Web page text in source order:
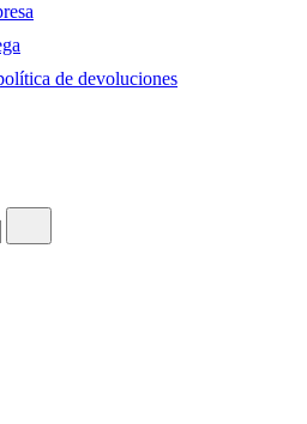
de devoluciones